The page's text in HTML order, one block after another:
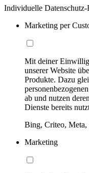
Individuelle Datenschutz-
Marketing per
Mit deiner
unserer Website
Produkte. Dazu
ab und nutzen
Dienste bereits
Bing, Criteo,
Marketing